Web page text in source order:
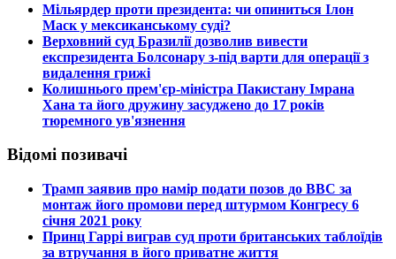
​Мільярдер проти президента: чи опиниться Ілон
Маск у мексиканському суді?
​Верховний суд Бразилії дозволив вивести
експрезидента Болсонару з-під варти для операції з
видалення грижі
​Колишнього прем'єр-міністра Пакистану Імрана
Хана та його дружину засуджено до 17 років
тюремного ув'язнення
Відомі позивачі
​Трамп заявив про намір подати позов до ВВС за
монтаж його промови перед штурмом Конгресу 6
січня 2021 року
​Принц Гаррі виграв суд проти британських таблоїдів
за втручання в його приватне життя